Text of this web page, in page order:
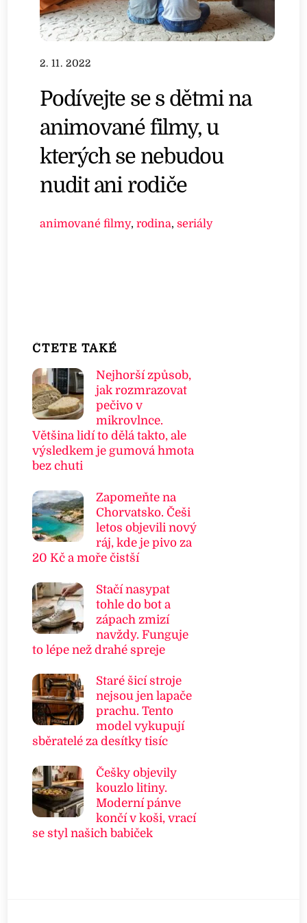
2. 11. 2022
Podívejte se s dětmi na
animované filmy, u
kterých se nebudou
nudit ani rodiče
animované filmy,rodina,seriály
ČTETE TAKÉ
Nejhorší způsob,
jak rozmrazovat
pečivo v
mikrovlnce.
Většina lidí to dělá takto, ale
výsledkem je gumová hmota
bez chuti
Zapomeňte na
Chorvatsko. Češi
letos objevili nový
ráj, kde je pivo za
20 Kč a moře čistší
Stačí nasypat
tohle do bot a
zápach zmizí
navždy. Funguje
to lépe než drahé spreje
Staré šicí stroje
nejsou jen lapače
prachu. Tento
model vykupují
sběratelé za desítky tisíc
Češky objevily
kouzlo litiny.
Moderní pánve
končí v koši, vrací
se styl našich babiček